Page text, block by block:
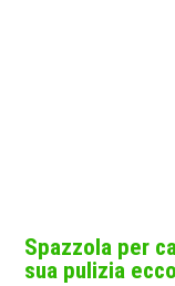
Spazzola per
sua pulizia